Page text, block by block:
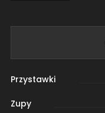
Przystawki
Zupy